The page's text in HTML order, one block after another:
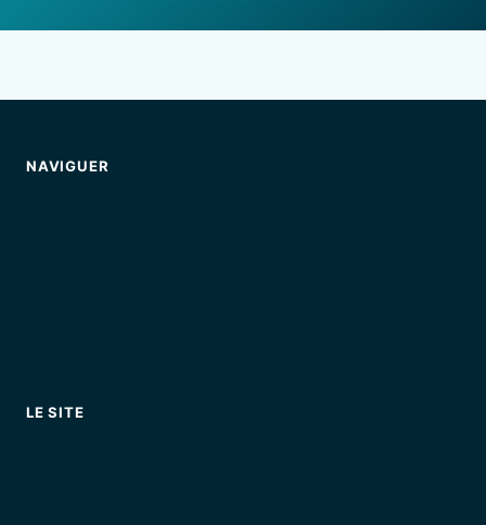
NAVIGUER
LE SITE